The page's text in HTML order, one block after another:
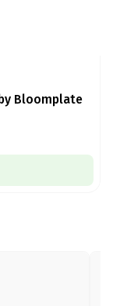
Bloomplate